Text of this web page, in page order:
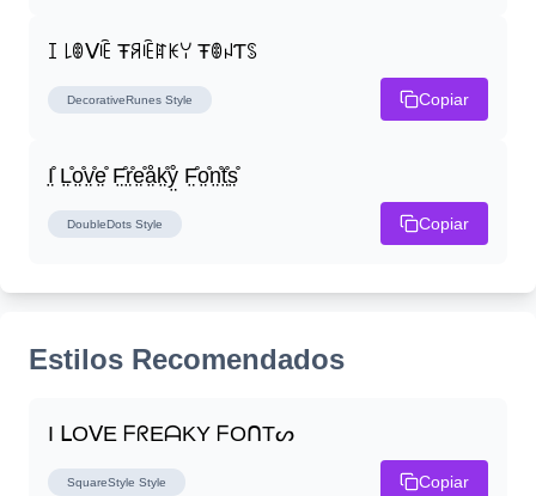
ꀤ ꒒ꂦᐯꍟ Ŧꋪꍟꍏꀘꌩ ŦꂦꈤƬꌗ
DecorativeRunes Style Copiar
I̤̊ L̤̊o̤̊v̤̊e̤̊ F̤̊r̤̊e̤̊å̤k̤̊ẙ̤ F̤̊o̤̊n̤̊t̤̊s̤̊
DoubleDots Style Copiar
Estilos Recomendados
I ᒪOᐯE ᖴᖇEᗩKY ᖴOᑎTᔕ
SquareStyle Style Copiar